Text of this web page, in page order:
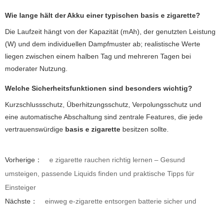
Wie lange hält der Akku einer typischen basis e zigarette?
Die Laufzeit hängt von der Kapazität (mAh), der genutzten Leistung
(W) und dem individuellen Dampfmuster ab; realistische Werte
liegen zwischen einem halben Tag und mehreren Tagen bei
moderater Nutzung.
Welche Sicherheitsfunktionen sind besonders wichtig?
Kurzschlussschutz, Überhitzungsschutz, Verpolungsschutz und
eine automatische Abschaltung sind zentrale Features, die jede
vertrauenswürdige basis e zigarette besitzen sollte.
Vorherige：
e zigarette rauchen richtig lernen – Gesund
umsteigen, passende Liquids finden und praktische Tipps für
Einsteiger
Nächste：
einweg e-zigarette entsorgen batterie sicher und